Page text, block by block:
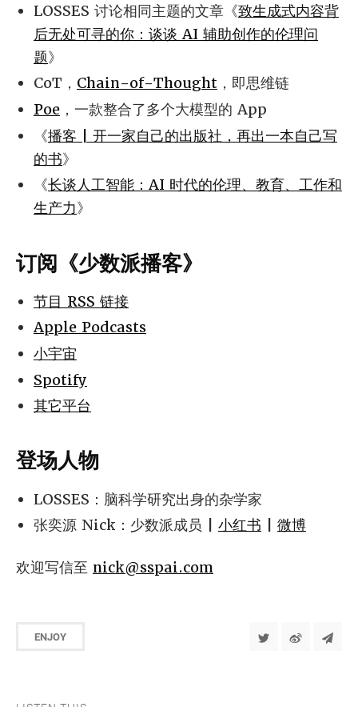
LOSSES 讨论相同主题的文章《致生成式内容背
后无处可寻的你：谈谈 AI 辅助创作的伦理问
题》
CoT， Chain-of-Thought ，即思维链
Poe ，一款整合了多个大模型的 App
《播客 | 开一家自己的出版社，再出一本自己写
的书》
《长谈人工智能：AI 时代的伦理、教育、工作和
生产力》
订阅《少数派播客》
节目 RSS 链接
Apple Podcasts
小宇宙
Spotify
其它平台
登场人物
LOSSES：脑科学研究出身的杂学家
张奕源 Nick：少数派成员 | 小红书 微博
欢迎写信至 nick@sspai.com
ENJOY